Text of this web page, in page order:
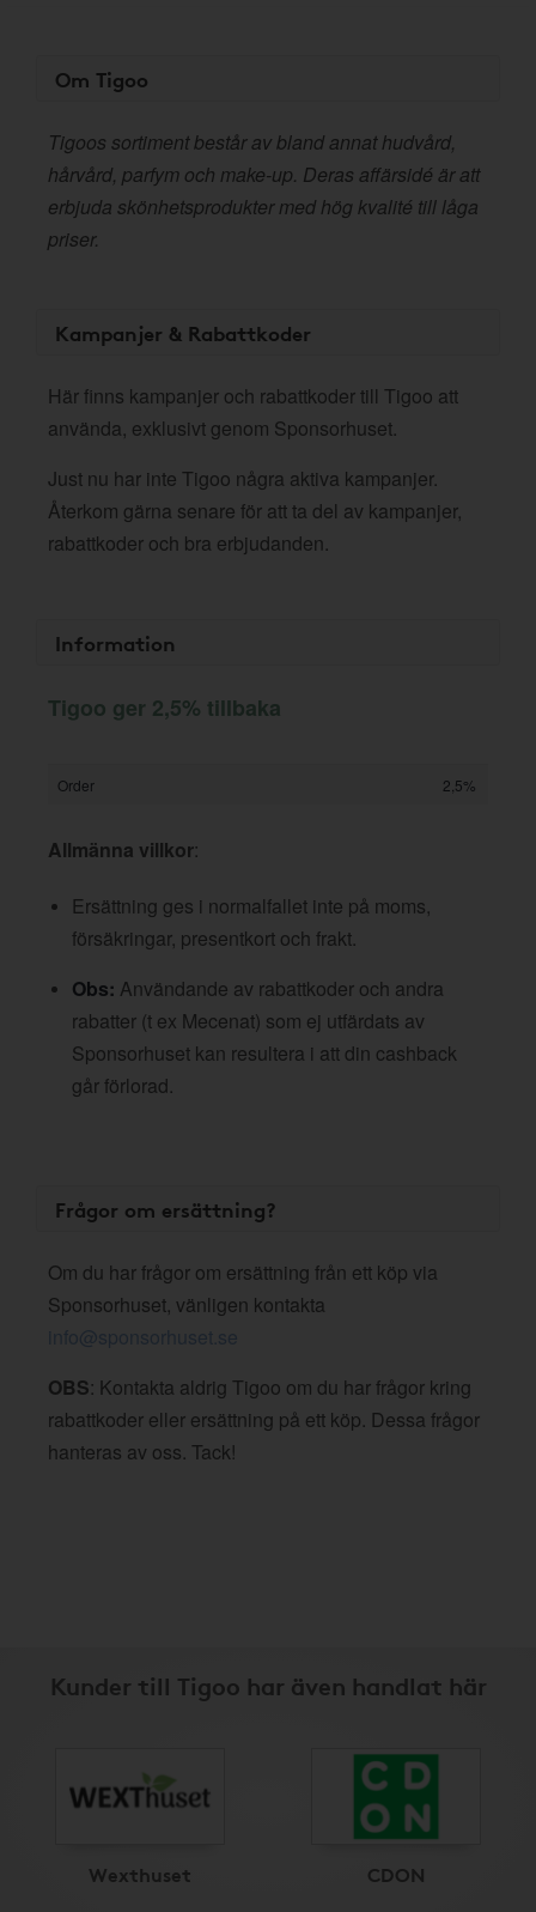
Om Tigoo
Tigoos sortiment består av bland annat hudvård,
hårvård, parfym och make-up. Deras affärsidé är att
erbjuda skönhetsprodukter med hög kvalité till låga
priser.
Kampanjer & Rabattkoder
Här finns kampanjer och rabattkoder till Tigoo att
använda, exklusivt genom Sponsorhuset.
Just nu har inte Tigoo några aktiva kampanjer.
Återkom gärna senare för att ta del av kampanjer,
rabattkoder och bra erbjudanden.
Information
Tigoo ger 2,5% tillbaka
Order 2,5%
Allmänna villkor:
Ersättning ges i normalfallet inte på moms,
försäkringar, presentkort och frakt.
Obs: Användande av rabattkoder och andra
rabatter (t ex Mecenat) som ej utfärdats av
Sponsorhuset kan resultera i att din cashback
går förlorad.
Frågor om ersättning?
Om du har frågor om ersättning från ett köp via
Sponsorhuset, vänligen kontakta
info@sponsorhuset.se
OBS: Kontakta aldrig Tigoo om du har frågor kring
rabattkoder eller ersättning på ett köp. Dessa frågor
hanteras av oss. Tack!
Kunder till Tigoo har även handlat här
Wexthuset CDON